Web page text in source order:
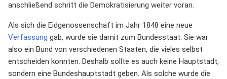
anschließend schritt die Demokratisierung weiter voran.
Als sich die Eidgenossenschaft im Jahr 1848 eine neue
Verfassung gab, wurde sie damit zum Bundesstaat. Sie war
also ein Bund von verschiedenen Staaten, die vieles selbst
entscheiden konnten. Deshalb sollte es auch keine Hauptstadt,
sondern eine Bundeshauptstadt geben. Als solche wurde die